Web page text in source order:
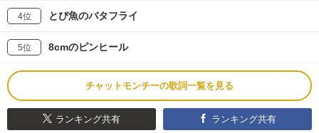
4位 とび魚のバタフライ
5位 8cmのピンヒール
チャットモンチーの歌詞一覧を見る
ランキング共有 ランキング共有